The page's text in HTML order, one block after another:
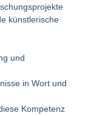
künstlerische
und
in Wort und
Kompetenz